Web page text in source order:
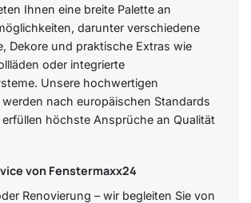
Ihnen eine breite Palette an
darunter verschiedene
Dekore und praktische Extras wie
oder integrierte
Unsere hochwertigen
werden nach europäischen Standards
höchste Ansprüche an Qualität
von Fenstermaxx24
Renovierung – wir begleiten Sie von